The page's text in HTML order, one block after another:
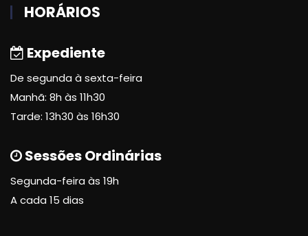
HORÁRIOS
Expediente
De segunda à sexta-feira
Manhã: 8h às 11h30
Tarde: 13h30 às 16h30
Sessões Ordinárias
Segunda-feira às 19h
A cada 15 dias